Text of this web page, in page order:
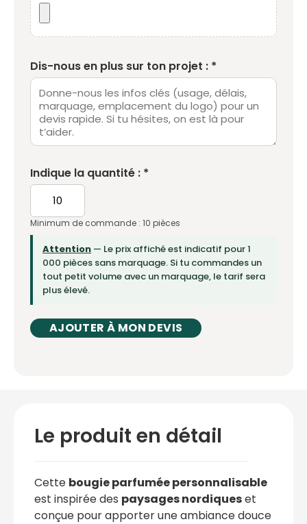
Dis-nous en plus sur ton projet : *
Indique la quantité : *
Minimum de commande : 10 pièces
Attention — Le prix affiché est indicatif pour 1
000 pièces sans marquage. Si tu commandes un
tout petit volume avec un marquage, le tarif sera
plus élevé.
AJOUTER À MON DEVIS
Le produit en détail
Cette bougie parfumée personnalisable
est inspirée des paysages nordiqueset
conçue pour apporter une ambiance douce